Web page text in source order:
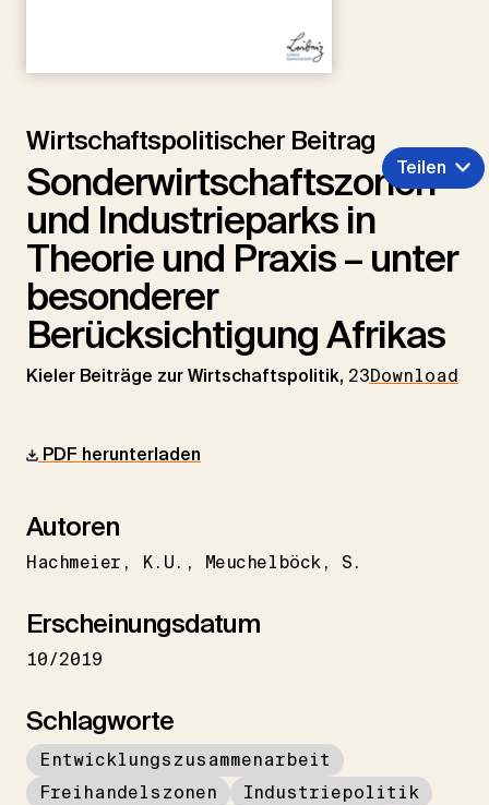
Wirtschaftspolitischer Beitrag
Sonderwirtschaftszonen
und Industrieparks in
Theorie und Praxis – unter
besonderer
Berücksichtigung Afrikas
Kieler Beiträge zur Wirtschaftspolitik, 23Download
Teilen
PDF herunterladen
Autoren
Hachmeier K.U. Meuchelböck S.
Erscheinungsdatum
10/2019
Schlagworte
Entwicklungszusammenarbeit
Freihandelszonen
Industriepolitik